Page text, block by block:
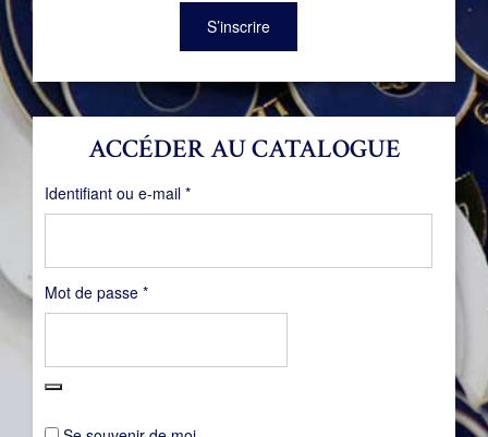
ACCÉDER AU CATALOGUE
Identifiant ou e-mail *Obligatoire
Mot de passe *Obligatoire
S’inscrire